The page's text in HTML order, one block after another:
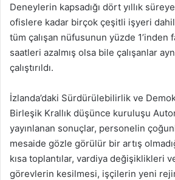
Deneylerin kapsadığı dört yıllık
ofislere kadar birçok çeşitli işyeri dahil
tüm çalışan nüfusunun yüzde 1’inden
saatleri azalmış olsa bile çalışanlar
çalıştırıldı.
İzlanda’daki Sürdürülebilirlik ve
Birleşik Krallık düşünce kuruluşu
yayınlanan sonuçlar, personelin
mesaide gözle görülür bir artış
kısa toplantılar, vardiya değişiklikleri
görevlerin kesilmesi, işçilerin yeni